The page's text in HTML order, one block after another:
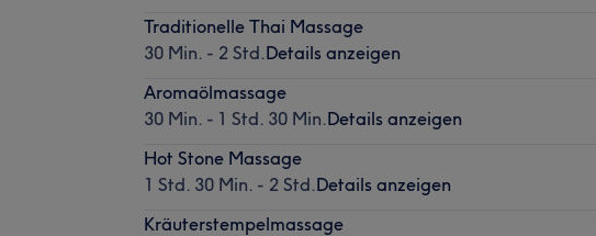
Traditionelle Thai Massage
30 Min. - 2 Std.Details anzeigen
Aromaölmassage
30 Min. - 1 Std. 30 Min.Details anzeigen
Hot Stone Massage
1 Std. 30 Min. - 2 Std.Details anzeigen
Kräuterstempelmassage